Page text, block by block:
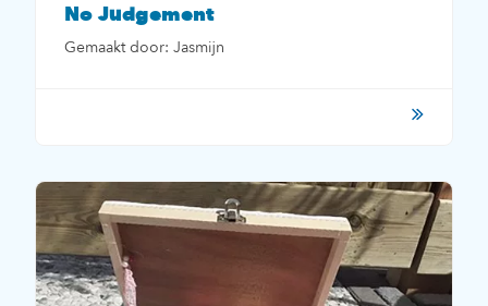
No Judgement
Gemaakt door: Jasmijn